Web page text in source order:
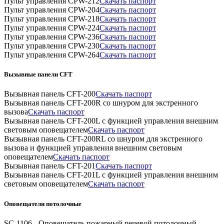
Пульт управления CPW-204Скачать паспорт
Пульт управления CPW-218Скачать паспорт
Пульт управления CPW-224Скачать паспорт
Пульт управления CPW-236Скачать паспорт
Пульт управления CPW-230Скачать паспорт
Пульт управления CPW-264Скачать паспорт
Вызывные панели CFT
Вызывная панель CFT-200Скачать паспорт
Вызывная панель CFT-200R со шнуром для экстренного
вызоваСкачать паспорт
Вызывная панель CFT-200L c функцией управления внешним
световым оповещателемСкачать паспорт
Вызывная панель CFT-200RL со шнуром для экстренного
вызова и функцией управления внешним световым
оповещателемСкачать паспорт
Вызывная панель CFT-201Скачать паспорт
Вызывная панель CFT-201L c функцией управления внешним
световым оповещателемСкачать паспорт
Оповещатели потолочные